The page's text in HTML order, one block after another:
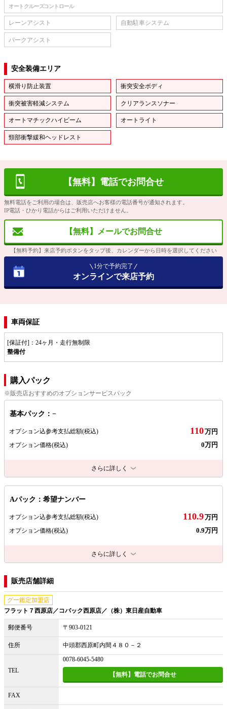
オートクルーズコントロール
レーンアシスト 自動駐車システム
パークアシスト
安全装備エリア
横滑り防止装置 衝突安全ボディ
衝突被害軽減システム クリアランスソナー
オートマチックハイビーム オートライト
頸部衝撃緩和ヘッドレスト
【無料】電話でお問合せ
無料電話をご利用の場合は、販売店へお客様の電話番号が通知されます。
IP電話・ひかり電話からはご利用いただけません。
【無料】メールでお問合せ
【無料予約】来店予約ボタンをタップ後、カレンダーから日時を選択してください
1分で予約完了
オンラインで来店予約
車両保証
[保証付]：24ヶ月・走行無制限
整備付
購入パック
※販売店おすすめのオプションサービスパック
基本パック：−
オプション込参考支払総額(税込) 110万円
オプション価格(税込) 0万円
さらに詳しく
Aパック：希望ナンバー
オプション込参考支払総額(税込) 110.9万円
オプション価格(税込) 0.9万円
さらに詳しく
販売店舗詳細
グー鑑定加盟店
フラット７西原店／コバック西原店／（株）東日産自動車
郵便番号 〒903-0121
住所 中頭郡西原町内間４８０－２
TEL
0078-6045-5480
【無料】電話でお問合せ
FAX